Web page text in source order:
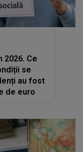
2026. Ce
se
au fost
de euro